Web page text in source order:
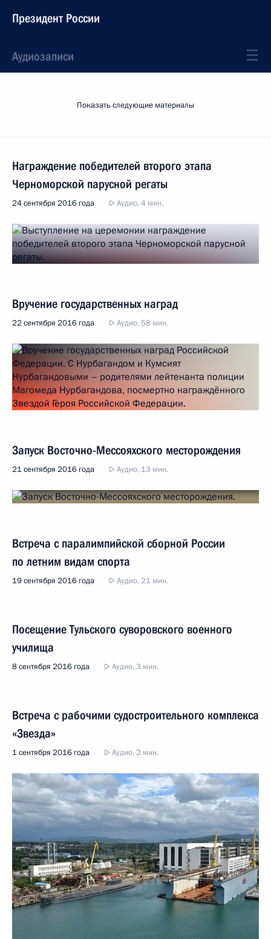
Президент России
Аудиозаписи
Показать следующие материалы
Награждение победителей второго этапа
Черноморской парусной регаты
24 сентября 2016 года Аудио, 4 мин.
Вручение государственных наград
22 сентября 2016 года Аудио, 58 мин.
Запуск Восточно-Мессояхского месторождения
21 сентября 2016 года Аудио, 13 мин.
Встреча с паралимпийской сборной России
по летним видам спорта
19 сентября 2016 года Аудио, 21 мин.
Посещение Тульского суворовского военного
училища
8 сентября 2016 года Аудио, 3 мин.
Встреча с рабочими судостроительного комплекса
«Звезда»
1 сентября 2016 года Аудио, 2 мин.